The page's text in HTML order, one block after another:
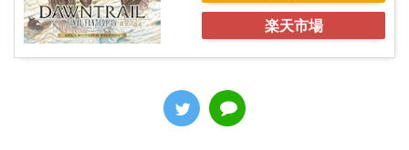
楽天市場